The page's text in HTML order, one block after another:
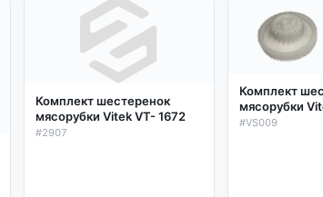
Комплект шестеренок
мясорубки Vitek VT- 1672
#2907
Комплект
мясорубки
Bork, Philips,
#VS009